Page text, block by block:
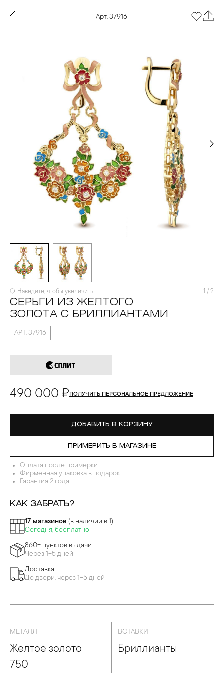
Арт. 37916
Наведите, чтобы увеличить 1 / 2
СЕРЬГИ ИЗ ЖЕЛТОГО
ЗОЛОТА С БРИЛЛИАНТАМИ
АРТ. 37916
490 000 ₽ ПОЛУЧИТЬ ПЕРСОНАЛЬНОЕ ПРЕДЛОЖЕНИЕ
ДОБАВИТЬ В КОРЗИНУ
ПРИМЕРИТЬ В МАГАЗИНЕ
Оплата после примерки
Фирменная упаковка в подарок
Гарантия 2 года
КАК ЗАБРАТЬ?
17 магазинов (в наличии в 1)
Сегодня, бесплатно
860+ пунктов выдачи
Через 1-5 дней
Доставка
До двери, через 1-5 дней
МЕТАЛЛ
Желтое золото
750
ВСТАВКИ
Бриллианты